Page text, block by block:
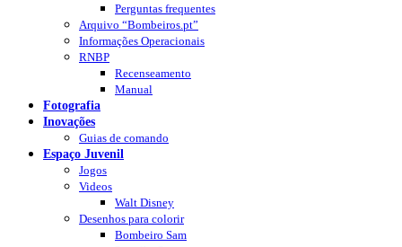
Perguntas frequentes
Arquivo “Bombeiros.pt”
Informações Operacionais
RNBP
Recenseamento
Manual
Fotografia
Inovações
Guias de comando
Espaço Juvenil
Jogos
Videos
Walt Disney
Desenhos para colorir
Bombeiro Sam